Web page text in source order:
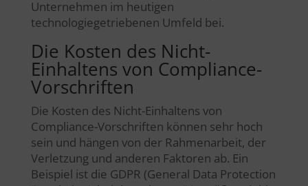
Unternehmen im heutigen
technologiegetriebenen Umfeld bei.
Die Kosten des Nicht-
Einhaltens von Compliance-
Vorschriften
Die Kosten des Nicht-Einhaltens von
Compliance-Vorschriften können sehr hoch
sein und hängen von der Rahmenarbeit, der
Verletzung und anderen Faktoren ab. Ein
Beispiel ist die GDPR (General Data Protection